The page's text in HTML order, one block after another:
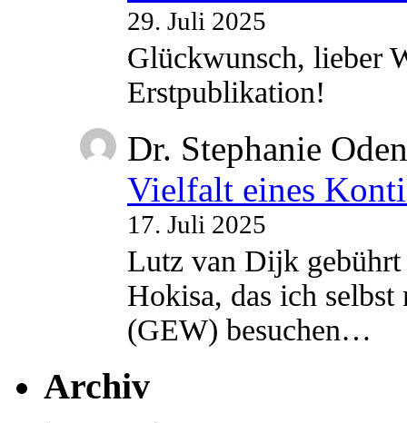
29. Juli 2025
Glückwunsch, lieber
Erstpublikation!
Dr. Stephanie
Vielfalt eines
17. Juli 2025
Lutz van Dijk
Hokisa, das ich
(GEW) besuchen…
Archiv